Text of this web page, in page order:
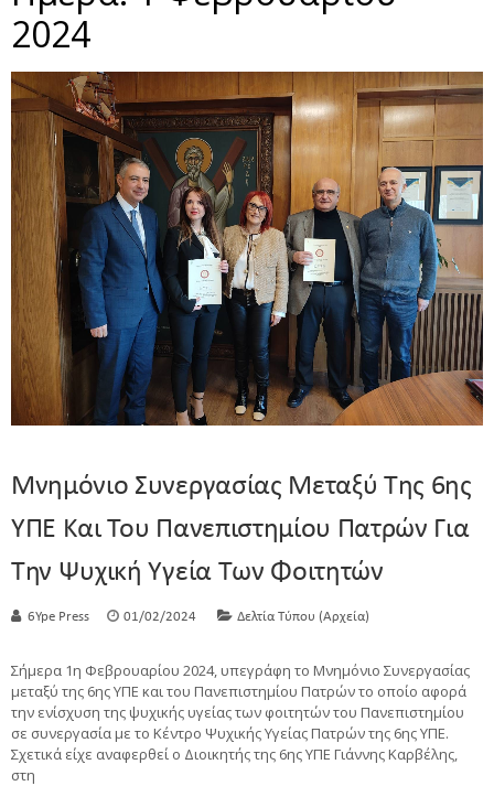
2024
Μνημόνιο Συνεργασίας Μεταξύ Της 6ης
ΥΠΕ Και Του Πανεπιστημίου Πατρών Για
Την Ψυχική Υγεία Των Φοιτητών
6Ype Press 01/02/2024 Δελτία Τύπου (Αρχεία)
Σήμερα 1η Φεβρουαρίου 2024, υπεγράφη το Μνημόνιο Συνεργασίας
μεταξύ της 6ης ΥΠΕ και του Πανεπιστημίου Πατρών το οποίο αφορά
την ενίσχυση της ψυχικής υγείας των φοιτητών του Πανεπιστημίου
σε συνεργασία με το Κέντρο Ψυχικής Υγείας Πατρών της 6ης ΥΠΕ.
Σχετικά είχε αναφερθεί ο Διοικητής της 6ης ΥΠΕ Γιάννης Καρβέλης,
στη